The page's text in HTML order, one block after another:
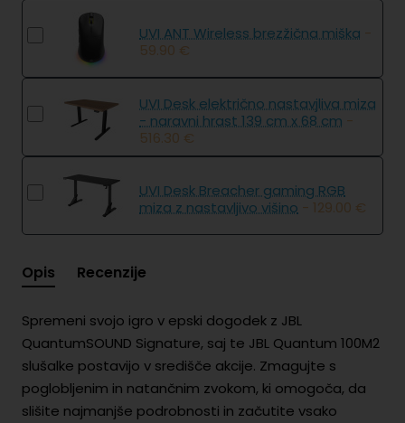
UVI ANT Wireless brezžična miška -
59.90 €
UVI Desk električno nastavjliva miza
- naravni hrast 139 cm x 68 cm -
516.30 €
UVI Desk Breacher gaming RGB
miza z nastavljivo višino - 129.00 €
Opis Recenzije
Spremeni svojo igro v epski dogodek z JBL
QuantumSOUND Signature, saj te JBL Quantum 100M2
slušalke postavijo v središče akcije. Zmagujte s
poglobljenim in natančnim zvokom, ki omogoča, da
slišite najmanjše podrobnosti in začutite vsako